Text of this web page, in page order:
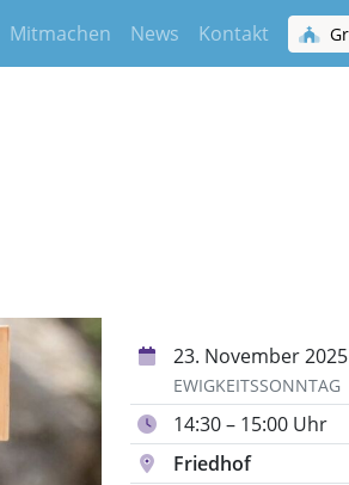
Mitmachen News Kontakt
23. November 2025
EWIGKEITSSONNTAG
14:30 – 15:00 Uhr
Friedhof